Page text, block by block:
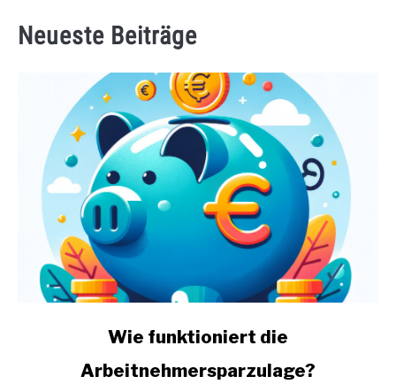
Neueste Beiträge
Wie funktioniert die
Arbeitnehmersparzulage?